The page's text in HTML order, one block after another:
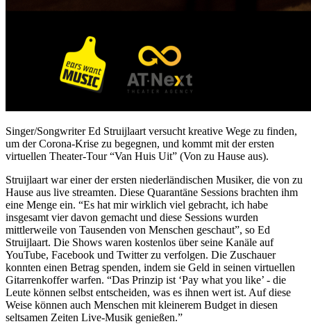
Singer/Songwriter Ed Struijlaart versucht kreative Wege zu finden,
um der Corona-Krise zu begegnen, und kommt mit der ersten
virtuellen Theater-Tour “Van Huis Uit” (Von zu Hause aus).
Struijlaart war einer der ersten niederländischen Musiker, die von zu
Hause aus live streamten. Diese Quarantäne Sessions brachten ihm
eine Menge ein. “Es hat mir wirklich viel gebracht, ich habe
insgesamt vier davon gemacht und diese Sessions wurden
mittlerweile von Tausenden von Menschen geschaut”, so Ed
Struijlaart. Die Shows waren kostenlos über seine Kanäle auf
YouTube, Facebook und Twitter zu verfolgen. Die Zuschauer
konnten einen Betrag spenden, indem sie Geld in seinen virtuellen
Gitarrenkoffer warfen. “Das Prinzip ist ‘Pay what you like’ - die
Leute können selbst entscheiden, was es ihnen wert ist. Auf diese
Weise können auch Menschen mit kleinerem Budget in diesen
seltsamen Zeiten Live-Musik genießen.”